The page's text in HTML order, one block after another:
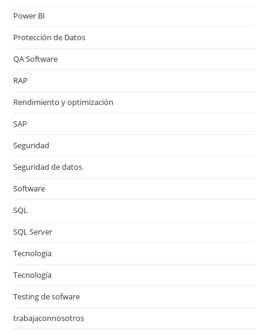
Power BI
Protección de Datos
QA Software
RAP
Rendimiento y optimización
SAP
Seguridad
Seguridad de datos
Software
SQL
SQL Server
Tecnologia
Tecnología
Testing de sofware
trabajaconnosotros